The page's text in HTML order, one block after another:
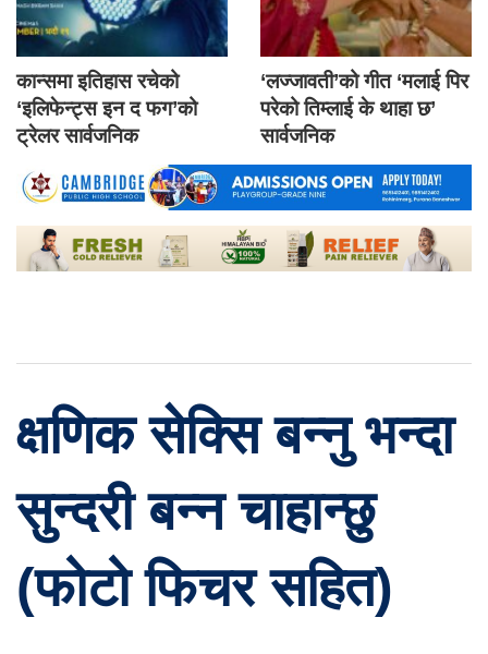
कान्समा इतिहास रचेको
‘इलिफेन्ट्स इन द फग’को
ट्रेलर सार्वजनिक
‘लज्जावती’को गीत ‘मलाई पिर
परेको तिम्लाई के थाहा छ’
सार्वजनिक
क्षणिक सेक्सि बन्नु भन्दा
सुन्दरी बन्न चाहान्छु
(फोटो फिचर सहित)